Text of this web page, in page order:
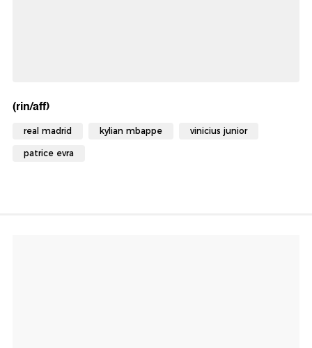
(rin/aff)
real madrid kylian mbappe vinicius junior
patrice evra